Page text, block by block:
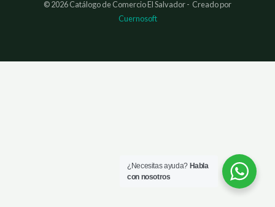
© 2026 Catálogo de Comercio El Salvador - Creado por
Cuernosoft
¿Necesitas ayuda? Habla
con nosotros